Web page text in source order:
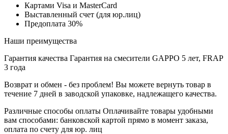
Картами Visa и MasterCard
Выставленный счет (для юр.лиц)
Предоплата 30%
Наши преимущества
Гарантия качества Гарантия на смесители GAPPO 5 лет, FRAP
3 года
Возврат и обмен - без проблем! Вы можете вернуть товар в
течение 7 дней в заводской упаковке, надлежащего качества.
Различные способы оплаты Оплачивайте товары удобными
вам способами: банковской картой прямо в момент заказа,
оплата по счету для юр. лиц